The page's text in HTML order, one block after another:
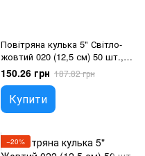
Повітряна кулька 5" Світло-
жовтий 020 (12,5 см) 50 шт.,
Жовтий, 100 шт., 5"/12.5см,
Жовтий, Гелій або повітря
150.26 грн 187.82 грн
Купити
−20%